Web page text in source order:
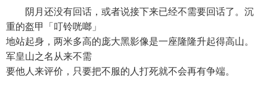
阴月还没有回话，或者说接下来已经不需要回话了。沉
重的盔甲「叮铃咣啷」
地站起身，两米多高的庞大黑影像是一座隆隆升起得高山。
军皇山之名从来不需
要他人来评价，只要把不服的人打死就不会再有争端。